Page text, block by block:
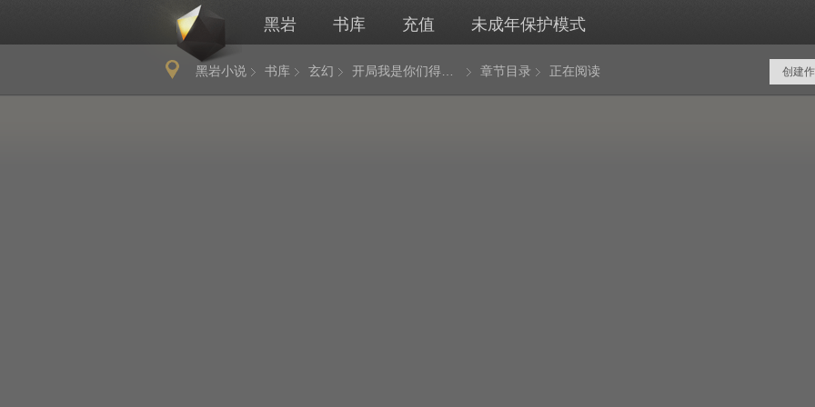
黑岩 书库 充值 未成年保护模式
黑岩小说 书库 玄幻 章节目录 正在阅读 创建